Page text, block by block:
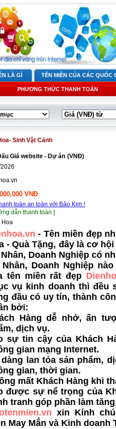
LÀ GÌ TÊN MIỀN CỦA CÁC QUỐC
PHƯƠNG THỨC THANH TOÁN
Sinh Vật Cảnh
Giá website - Dự án (VNĐ)
VNĐ
dẫn thanh toán ]
- Tên miền đẹp
- Quà Tặng, đây là cơ
Nhân, Doanh Nghiệp có
Nhân, Doanh Nghiệp
tên miền rất đẹp
vụ kinh doanh thì đều
đầu có uy tín, thành
bởi:
Hàng dễ nhớ, ấn
dịch vụ.
sự tin cậy của Khách
gian mạng Internet.
dàng lan tỏa sản phẩm,
gian, thời gian.
mất Khách Hàng khi
được sự nể trọng của
tranh góp phần làm
xin Kính
May Mắn và Kinh doanh